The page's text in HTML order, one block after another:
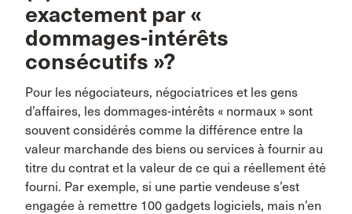
exactement par «
dommages-intérêts
consécutifs »?
Pour les négociateurs, négociatrices et les gens
d’affaires, les dommages-intérêts « normaux » sont
souvent considérés comme la différence entre la
valeur marchande des biens ou services à fournir au
titre du contrat et la valeur de ce qui a réellement été
fourni. Par exemple, si une partie vendeuse s’est
engagée à remettre 100 gadgets logiciels, mais n’en